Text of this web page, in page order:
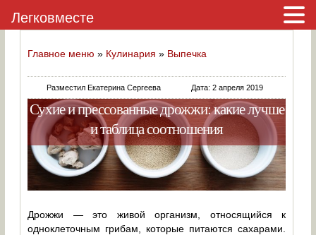
Главное меню » Кулинария » Выпечка
Разместил Екатерина Сергеева Дата: 2 апреля 2019
Сухие и прессованные дрожжи: какие лучше
и таблица соотношения
Дрожжи — это живой организм, относящийся к
одноклеточным грибам, которые питаются сахарами.
Легковместе